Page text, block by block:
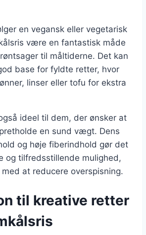
en vegansk eller vegetarisk
være en fantastisk måde
til måltiderne. Det kan
base for fyldte retter, hvor
linser eller tofu for ekstra
ideel til dem, der ønsker at
en sund vægt. Dens
og høje fiberindhold gør det
og tilfredsstillende mulighed,
at reducere overspisning.
til kreative retter